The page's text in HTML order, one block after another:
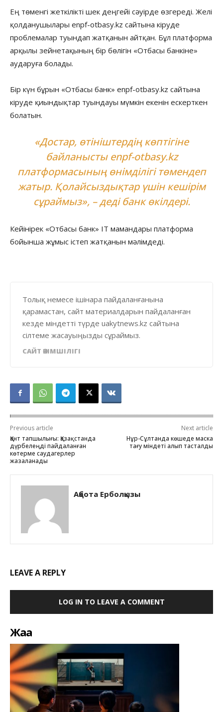
Ең төменгі жеткілікті шек деңгейі сәуірде өзгереді. Желі
қолданушылары enpf-otbasy.kz сайтына кіруде
проблемалар туындап жатқанын айтқан. Бұл платформа
арқылы зейнетақының бір бөлігін «Отбасы банкіне»
аударуға болады.
Бір күн бұрын «Отбасы банк» enpf-otbasy.kz сайтына
кіруде қиындықтар туындауы мүмкін екенін ескерткен
болатын.
«Достар, өтініштердің көптігіне
байланысты enpf-otbasy.kz
платформасының өнімділігі төмендеп
жатыр. Қолайсыздықтар үшін кешірім
сұраймыз», – деді банк өкілдері.
Кейінірек «Отбасы банк» IT мамандары платформа
бойынша жұмыс істеп жатқанын мәлімдеді.
Толық немесе ішінара пайдаланғанына
қарамастан, сайт материалдарын пайдаланған
кезде міндетті түрде uakytnews.kz сайтына
сілтеме жасауыңызды сұраймыз.
САЙТ ӘКІМШІЛІГІ
Previous article
Қант тапшылығы: Қазақстанда
дүрбелеңді пайдаланған
көтерме саудагерлер
жазаланады
Next article
Нұр-Сұлтанда көшеде маска
тағу міндеті алып тасталды
Ақбота Ерболқызы
LEAVE A REPLY
LOG IN TO LEAVE A COMMENT
Жаңа